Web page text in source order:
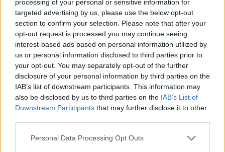
processing of your personal or sensitive information for
targeted advertising by us, please use the below opt-out
section to confirm your selection. Please note that after your
opt-out request is processed you may continue seeing
interest-based ads based on personal information utilized by
us or personal information disclosed to third parties prior to
your opt-out. You may separately opt-out of the further
disclosure of your personal information by third parties on the
IAB’s list of downstream participants. This information may
also be disclosed by us to third parties on the IAB’s List of
Downstream Participants that may further disclose it to other
Personal Data Processing Opt Outs
D
O C
E
C
A R
O
A
R D
E
A
R R
E
A
R C
E
A
C R
E
O
R A
R
C R
E